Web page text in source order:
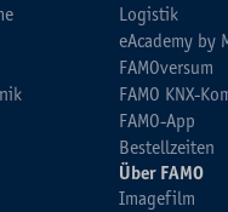
Logistik
eAcademy by
FAMOversum
FAMO KNX-
FAMO-App
Bestellzeiten
Über FAMO
Imagefilm